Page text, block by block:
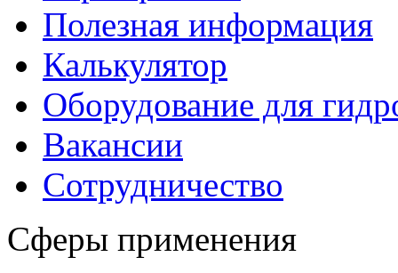
Полезная информация
Калькулятор
Оборудование для
Вакансии
Сотрудничество
Сферы применения